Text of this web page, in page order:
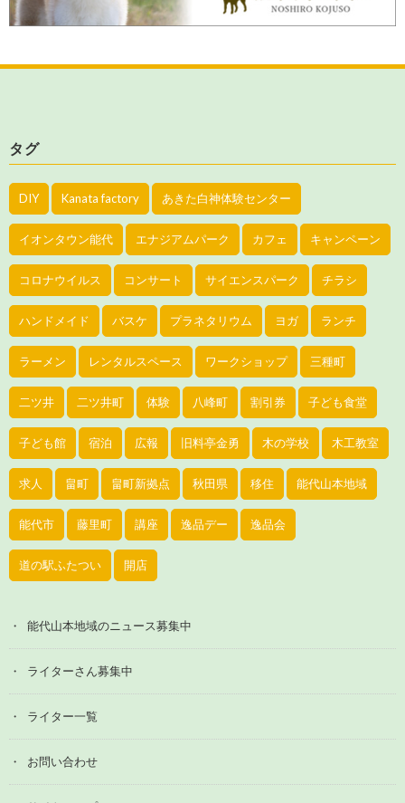
タグ
DIY Kanata factory あきた白神体験センター
イオンタウン能代 エナジアムパーク カフェ キャンペーン
コロナウイルス コンサート サイエンスパーク チラシ
ハンドメイド バスケ プラネタリウム ヨガ ランチ
ラーメン レンタルスペース ワークショップ 三種町
二ツ井 二ツ井町 体験 八峰町 割引券 子ども食堂
子ども館 宿泊 広報 旧料亭金勇 木の学校 木工教室
求人 畠町 畠町新拠点 秋田県 移住 能代山本地域
能代市 藤里町 講座 逸品デー 逸品会
道の駅ふたつい 開店
能代山本地域のニュース募集中
ライターさん募集中
ライター一覧
お問い合わせ